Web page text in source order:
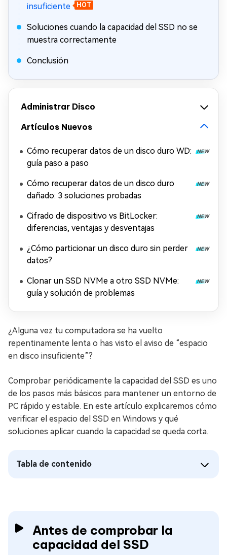
insuficiente
HOT
Soluciones cuando la capacidad del SSD no se
muestra correctamente
Conclusión
Administrar Disco
Artículos Nuevos
Cómo recuperar datos de un disco duro WD:
guía paso a paso
Cómo recuperar datos de un disco duro
dañado: 3 soluciones probadas
Cifrado de dispositivo vs BitLocker:
diferencias, ventajas y desventajas
¿Cómo particionar un disco duro sin perder
datos?
Clonar un SSD NVMe a otro SSD NVMe:
guía y solución de problemas
¿Alguna vez tu computadora se ha vuelto
repentinamente lenta o has visto el aviso de “espacio
en disco insuficiente”?
Comprobar periódicamente la capacidad del SSD es uno
de los pasos más básicos para mantener un entorno de
PC rápido y estable. En este artículo explicaremos cómo
verificar el espacio del SSD en Windows y qué
soluciones aplicar cuando la capacidad se queda corta.
Tabla de contenido
Antes de comprobar la
capacidad del SSD